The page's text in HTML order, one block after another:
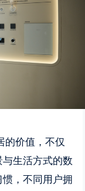
价值，不仅
生活方式的数
，不同用户拥